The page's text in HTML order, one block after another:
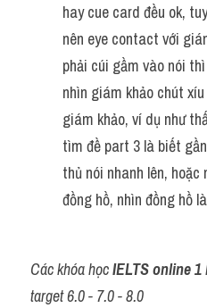
hay cue card đều ok,
nên eye contact với
phải cúi gầm vào nói
nhìn giám khảo chút
giám khảo, ví dụ như
tìm đề part 3 là biết
thủ nói nhanh lên,
đồng hồ, nhìn đồng hồ
Các khóa học IELTS online 1
target 6.0 - 7.0 - 8.0